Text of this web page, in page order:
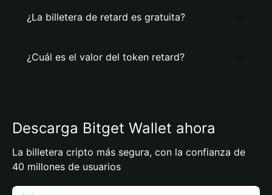
¿La billetera de retard es gratuita?
¿Cuál es el valor del token retard?
Descarga Bitget Wallet ahora
La billetera cripto más segura, con la confianza de
40 millones de usuarios